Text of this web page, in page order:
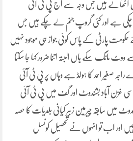
اٹھائے ہیں جس وجہ سے آج پی ٹی آئی
چکی ہے اور کئی گروپ جنم لے چکے ہیں جس
حکومت پارٹی کے پاس کوئی جواز ہی موجود نہیں
ووٹ مانگ سکے ہاں البتہ اتنا ضرور کہا جا سکتا
صغیر احمد کا ہولڈ ہے وہاں پر پی ٹی آئی
غزن آباد بشندوٹ اور گف میں پی ٹی آئی
میں سابقہ چیرمین زبیر کیانی بلدیات کا حصہ
ہیں اور اب تو انہوں نے تحصیل کونسل